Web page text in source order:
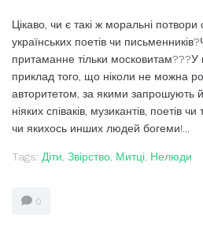
Цікаво, чи є такі ж моральні
українських поетів чи
притаманне тільки московитам???У
приклад того, що ніколи не можна
авторитетом, за якими запрошують
ніяких співаків, музикантів, поетів
чи якихось инших людей богеми!...
Tags: Діти, Звірство, Митці, Нелюди
0